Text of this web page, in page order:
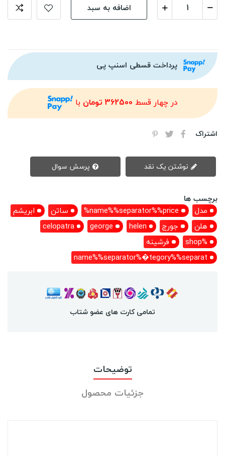
اضافه به سبد
پرداخت قسطی اسنپ پی
در چهار قسط 362500 تومان با
اشتراک
برچسب ها
مدل
name%%separator%%price% ساتن
ابریشم
هلن
جورج helen
george
celopatra
%shop
فرشینه
name%%separator%�tegory%%separat
تمامی کارت های عضو شتاب
توضیحات
جزئیات محصول